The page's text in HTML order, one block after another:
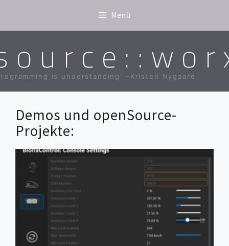
springen
Menü
is understanding' –Kristen Nygaard
Demos und openSource-
Projekte: